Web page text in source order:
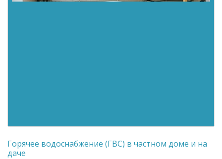
Горячее водоснабжение (ГВС) в частном доме и на
даче